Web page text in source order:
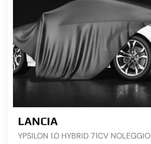
LANCIA
YPSILON 1.0 HYBRID 71CV NOLEGGIO